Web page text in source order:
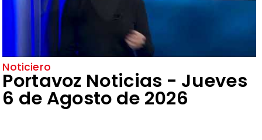
Noticiero
Portavoz Noticias - Jueves
6 de Agosto de 2026